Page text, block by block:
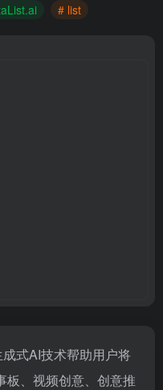
# list
式AI技术帮助用户将
板、视频创意、创意推